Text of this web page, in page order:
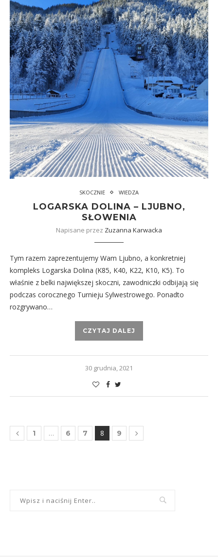
SKOCZNIE WIEDZA
LOGARSKA DOLINA – LJUBNO,
SŁOWENIA
Napisane przez Zuzanna Karwacka
Tym razem zaprezentujemy Wam Ljubno, a konkretniej
kompleks Logarska Dolina (K85, K40, K22, K10, K5). To
właśnie z belki największej skoczni, zawodniczki odbijają się
podczas corocznego Turnieju Sylwestrowego. Ponadto
rozgrywano…
CZYTAJ DALEJ
30 grudnia, 2021
1 … 6 7 8 9